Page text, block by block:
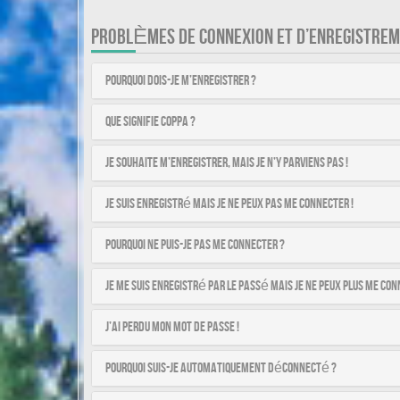
PROBLÈMES DE CONNEXION ET
Pourquoi dois-je m’enregistrer ?
Que signifie COPPA ?
Je souhaite m’enregistrer, mais je n’y parviens pas !
Je suis enregistré mais je ne peux pas me connecter !
Pourquoi ne puis-je pas me connecter ?
Je me suis enregistré par le passé mais je ne peux plus me
J’ai perdu mon mot de passe !
Pourquoi suis-je automatiquement déconnecté ?